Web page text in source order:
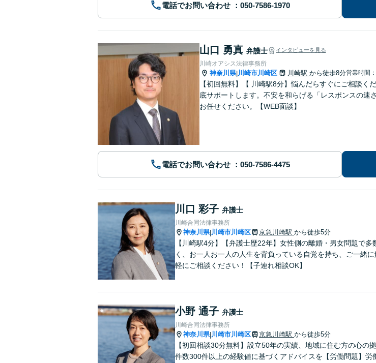
電話でお問い合わせ
山口 勇真 弁護士 インタビューを見る
川崎オアシス法律事務所
神奈川県|川崎市川崎区 川崎駅 から徒歩8分営業時間
【初回無料】【 川崎駅8分】悩んだらすぐにご相談
底サポートします。不安を和らげる「レスポンスの
お任せください。【WEB面談】
電話でお問い合わせ
川口 彩子 弁護士
川崎合同法律事務所
神奈川県|川崎市川崎区 京急川崎駅 から徒歩5分
【川崎駅4分】【弁護士歴22年】女性側の離婚・男女問題で
く、お一人お一人の人生を背負っている自覚を持ち、ご一緒
軽にご相談ください！【子連れ相談OK】
小野 通子 弁護士
川崎合同法律事務所
神奈川県|川崎市川崎区 京急川崎駅 から徒歩5分
【初回相談30分無料】設立50年の実績、地域に住む方の心
件数300件以上の経験値に基づくアドバイスを【労働問題】